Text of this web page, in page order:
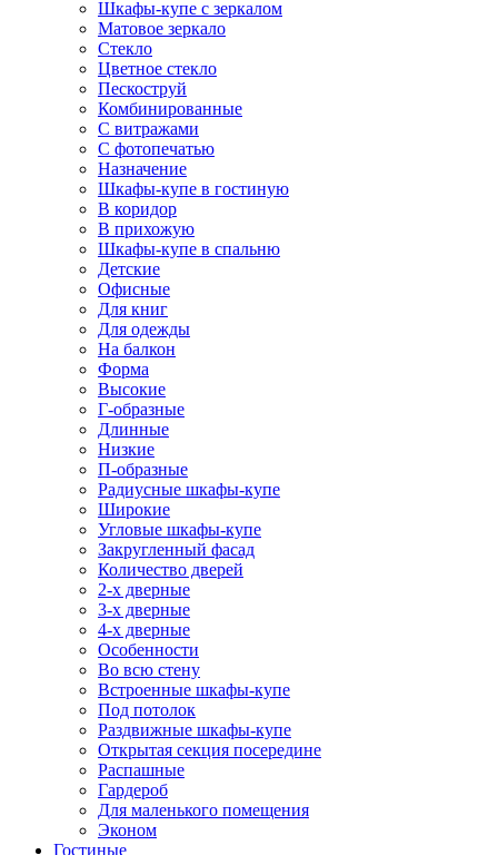
Шкафы-купе с зеркалом
Матовое зеркало
Стекло
Цветное стекло
Пескоструй
Комбинированные
С витражами
С фотопечатью
Назначение
Шкафы-купе в гостиную
В коридор
В прихожую
Шкафы-купе в спальню
Детские
Офисные
Для книг
Для одежды
На балкон
Форма
Высокие
Г-образные
Длинные
Низкие
П-образные
Радиусные шкафы-купе
Широкие
Угловые шкафы-купе
Закругленный фасад
Количество дверей
2-х дверные
3-х дверные
4-х дверные
Особенности
Во всю стену
Встроенные шкафы-купе
Под потолок
Раздвижные шкафы-купе
Открытая секция посередине
Распашные
Гардероб
Для маленького помещения
Эконом
Гостиные